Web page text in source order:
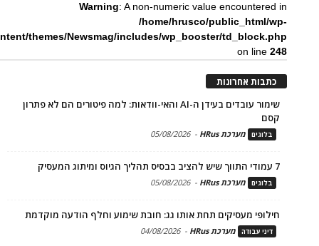
Warning: A non-numeric value encountered in
/home/hrusco/public_html/wp-
themes/Newsmag/includes/wp_booster/td_block.php
on line248
כתבות אחרונות
שימור עובדים בעידן ה-AI והאי-וודאות: למה פיטורים הם לא פתרון
קסם
בלוגים מערכת HRus -
05/08/2026
7 עמודי התווך שיש להציב בבסיס תהליך הגיוס ומיתוג המעסיק
בלוגים מערכת HRus -
05/08/2026
חילופי מעסיקים תחת אותו גג: חובת שימוע וחלף הודעה מוקדמת
דיני עבודה מערכת HRus -
04/08/2026